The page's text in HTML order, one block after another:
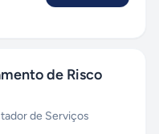
de Risco
de Serviços